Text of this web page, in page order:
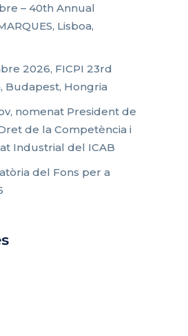
– 40th Annual
Lisboa,
2026, FICPI 23rd
Budapest, Hongria
nomenat President de
de la Competència i
Industrial del ICAB
del Fons per a